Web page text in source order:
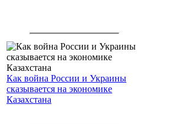
Как война России и Украины
сказывается на экономике
Казахстана